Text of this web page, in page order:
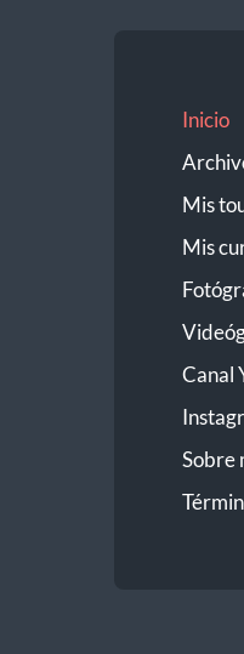
Inicio
Mis
Mis
Canal
Sobre